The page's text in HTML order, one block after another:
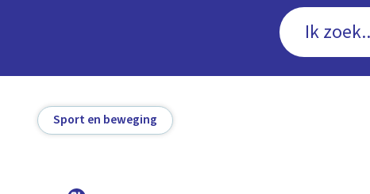
Sport en beweging